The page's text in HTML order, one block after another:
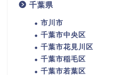
千葉県
市川市
千葉市中央区
千葉市花見川区
千葉市稲毛区
千葉市若葉区